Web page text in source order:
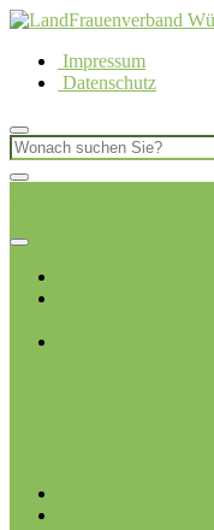
Impressum
Datenschutz